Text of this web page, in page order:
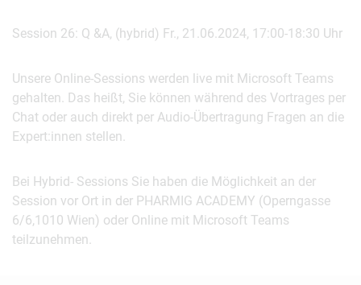
Session 26: Q &A, (hybrid) Fr., 21.06.2024, 17:00-18:30 Uhr
Unsere Online-Sessions werden live mit Microsoft Teams
gehalten. Das heißt, Sie können während des Vortrages per
Chat oder auch direkt per Audio-Übertragung Fragen an die
Expert:innen stellen.
Bei Hybrid- Sessions Sie haben die Möglichkeit an der
Session vor Ort in der PHARMIG ACADEMY (Operngasse
6/6,1010 Wien) oder Online mit Microsoft Teams
teilzunehmen.